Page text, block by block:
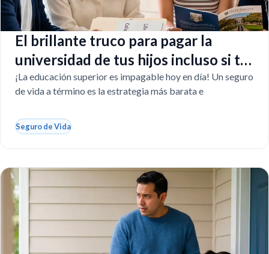
El brillante truco para pagar la
universidad de tus hijos incluso si tú
faltas
¡La educación superior es impagable hoy en día! Un seguro
de vida a término es la estrategia más barata e
Seguro de Vida